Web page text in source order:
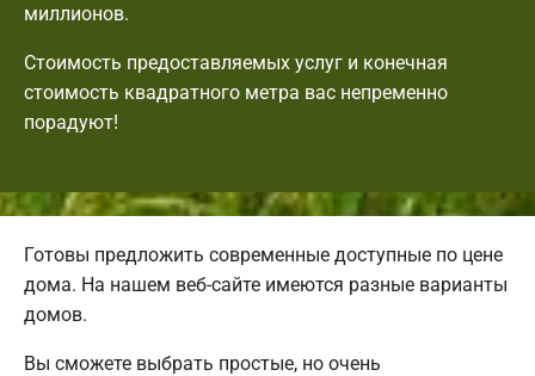
миллионов.
Стоимость предоставляемых услуг и конечная
стоимость квадратного метра вас непременно
порадуют!
Готовы предложить современные доступные по цене
дома. На нашем веб-сайте имеются разные варианты
домов.
Вы сможете выбрать простые, но очень